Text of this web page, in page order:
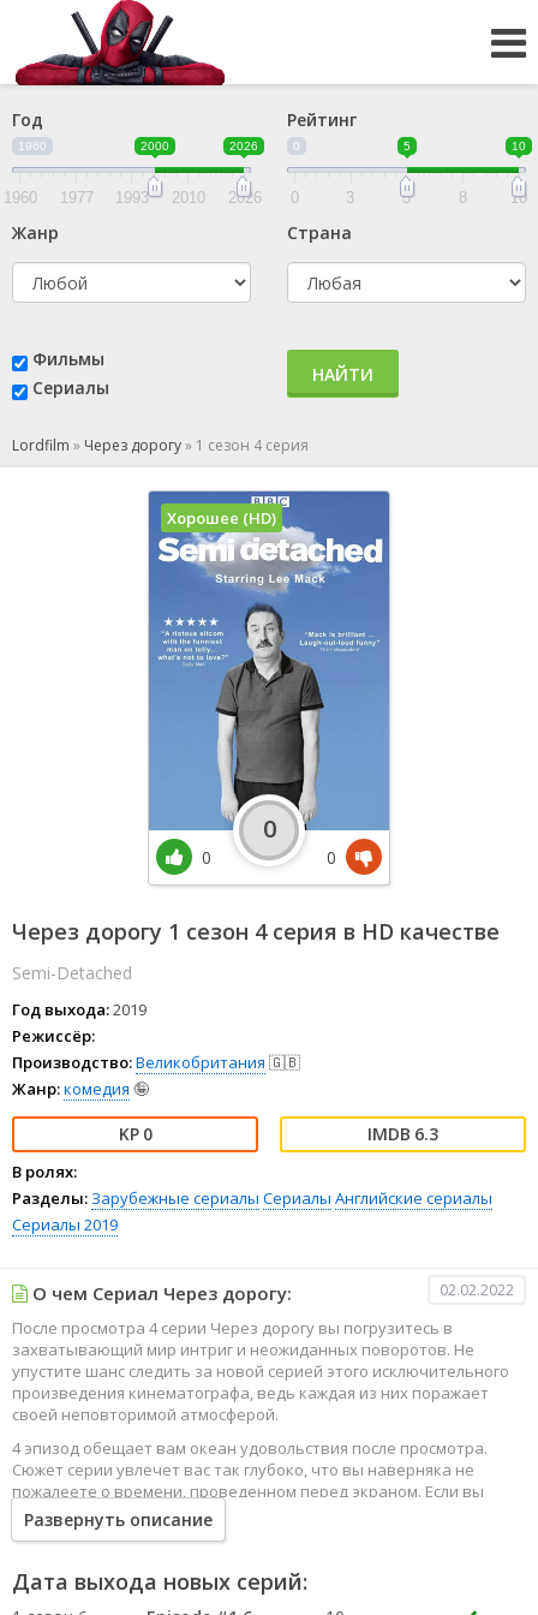
Год
1960 2000 2026
1960 1977 1993 2010 2026
Рейтинг
0 5 10
0 3 5 8 10
Жанр Страна
Фильмы
Сериалы
НАЙТИ
Lordfilm » Через дорогу» 1 сезон 4 серия
Через дорогу 1 сезон 4 серия в HD качестве
Semi-Detached
Год выхода:2019
Режиссёр:
Производство:Великобритания 🇬🇧
Жанр:комедия 🤪
0 6.3
В ролях:
Разделы: Зарубежные сериалы Сериалы Английские сериалы
Сериалы 2019
Хорошее (HD)
0
0
0
О чем Сериал Через дорогу: 02.02.2022
После просмотра 4 серии Через дорогу вы погрузитесь в
захватывающий мир интриг и неожиданных поворотов. Не
упустите шанс следить за новой серией этого исключительного
произведения кинематографа, ведь каждая из них поражает
своей неповторимой атмосферой.
4 эпизод обещает вам океан удовольствия после просмотра.
Сюжет серии увлечет вас так глубоко, что вы наверняка не
пожалеете о времени, проведенном перед экраном. Если вы
жаждете наслаждаться онлайн этим сериалом в высоком
качестве HD, то ваш выбор будет весьма правильным. Каждый
событиями, но и яркими, запоминающимися героями, которые
надолго останутся в вашей памяти.
Развернуть описание
Дата выхода новых серий: